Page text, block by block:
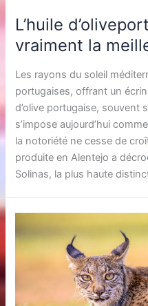
L’huile
vraiment la
Les rayons du soleil
portugaises, offrant un écrin
d’olive portugaise, souvent
s’impose aujourd’hui
la notoriété ne cesse de
produite en Alentejo a
Solinas, la plus haute